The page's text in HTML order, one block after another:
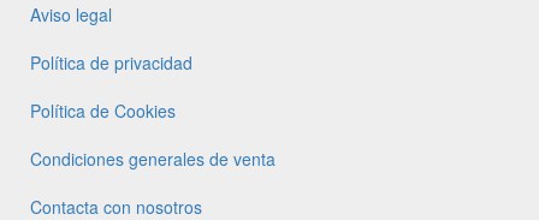
Aviso legal
Política de privacidad
Política de Cookies
Condiciones generales de venta
Contacta con nosotros